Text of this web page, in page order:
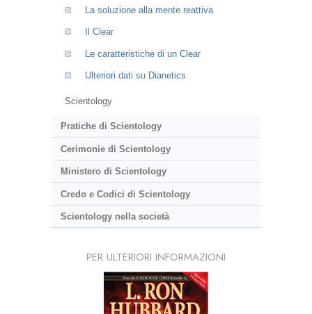
La soluzione alla mente reattiva
Il Clear
Le caratteristiche di un Clear
Ulteriori dati su Dianetics
Scientology
Pratiche di Scientology
Cerimonie di Scientology
Ministero di Scientology
Credo e Codici di Scientology
Scientology nella società
PER ULTERIORI INFORMAZIONI